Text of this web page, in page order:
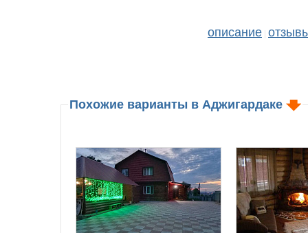
описание
Похожие варианты в Аджигардаке